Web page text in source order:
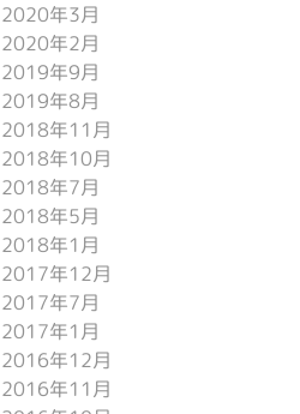
2020年3月
2020年2月
2019年9月
2019年8月
2018年11月
2018年10月
2018年7月
2018年5月
2018年1月
2017年12月
2017年7月
2017年1月
2016年12月
2016年11月